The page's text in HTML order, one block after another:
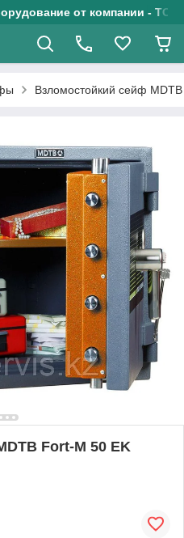
от компании - ТОО
Взломостойкий сейф
Fort-M 50 EK